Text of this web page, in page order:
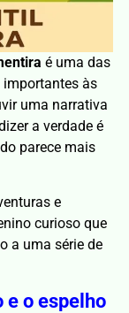
é uma das
às
uma narrativa
a verdade é
parece mais
e
curioso que
a uma série de
e o espelho